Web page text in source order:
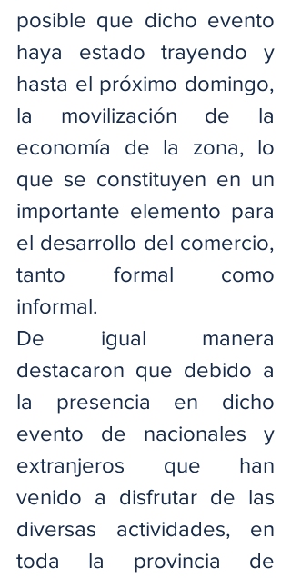
posible que dicho evento
haya estado trayendo y
hasta el próximo domingo,
la movilización de la
economía de la zona, lo
que se constituyen en un
importante elemento para
el desarrollo del comercio,
tanto formal como
informal.
De igual manera
destacaron que debido a
la presencia en dicho
evento de nacionales y
extranjeros que han
venido a disfrutar de las
diversas actividades, en
toda la provincia de